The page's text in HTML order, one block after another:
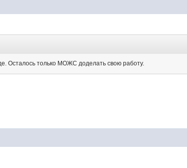
Осталось только МОЖС доделать свою работу.